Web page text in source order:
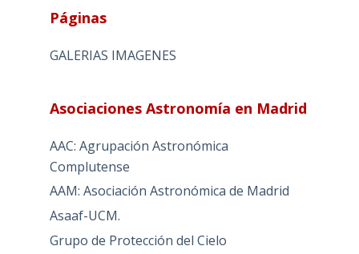
Páginas
GALERIAS IMAGENES
Asociaciones Astronomía en Madrid
AAC: Agrupación Astronómica
Complutense
AAM: Asociación Astronómica de Madrid
Asaaf-UCM.
Grupo de Protección del Cielo